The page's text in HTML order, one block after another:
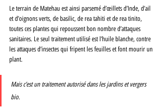
Le terrain de Matehau est ainsi parsemé d’œillets d’Inde, d’ail
et d’oignons verts, de basilic, de rea tahiti et de rea tinito,
toutes ces plantes qui repoussent bon nombre d’attaques
sanitaires. Le seul traitement utilisé est l’huile blanche, contre
les attaques d’insectes qui fripent les feuilles et font mourir un
plant.
Mais c’est un traitement autorisé dans les jardins et vergers
bio.